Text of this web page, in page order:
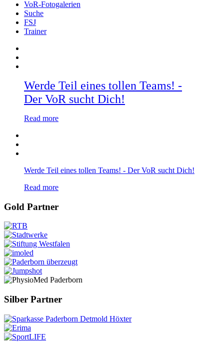
VoR-Fotogalerien
Suche
FSJ
Trainer
Werde Teil eines tollen Teams! -
Der VoR sucht Dich!
Read more
Werde Teil eines tollen Teams! - Der VoR sucht Dich!
Read more
Gold Partner
Silber Partner